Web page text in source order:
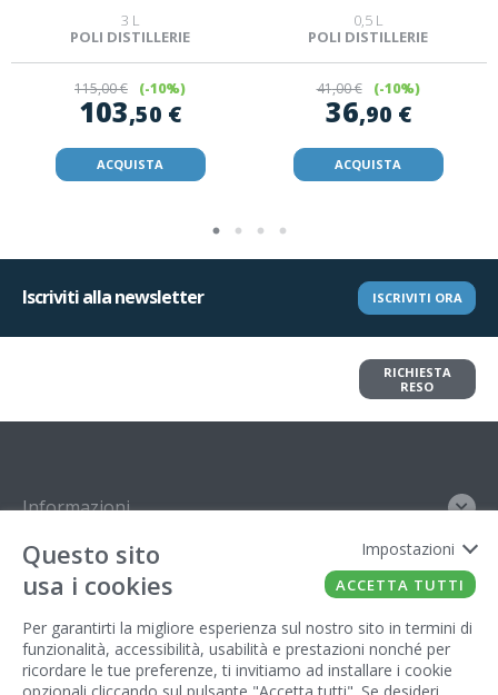
3 L
POLI DISTILLERIE
115,00 € (-10%)
103,50 €
ACQUISTA
0,5 L
POLI DISTILLERIE
41,00 € (-10%)
36,90 €
ACQUISTA
Iscriviti alla newsletter ISCRIVITI ORA
RICHIESTA
RESO
Informazioni
Contatto
Gestore del sito
Questo sito
usa i cookies
Per garantirti la migliore esperienza sul nostro sito in termini di
funzionalità, accessibilità, usabilità e prestazioni nonché per
ricordare le tue preferenze, ti invitiamo ad installare i cookie
Impostazioni
ACCETTA TUTTI